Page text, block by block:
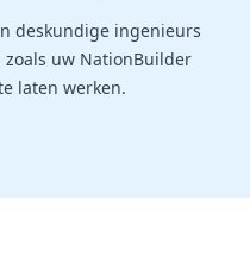
deskundige ingenieurs
uw NationBuilder
laten werken.